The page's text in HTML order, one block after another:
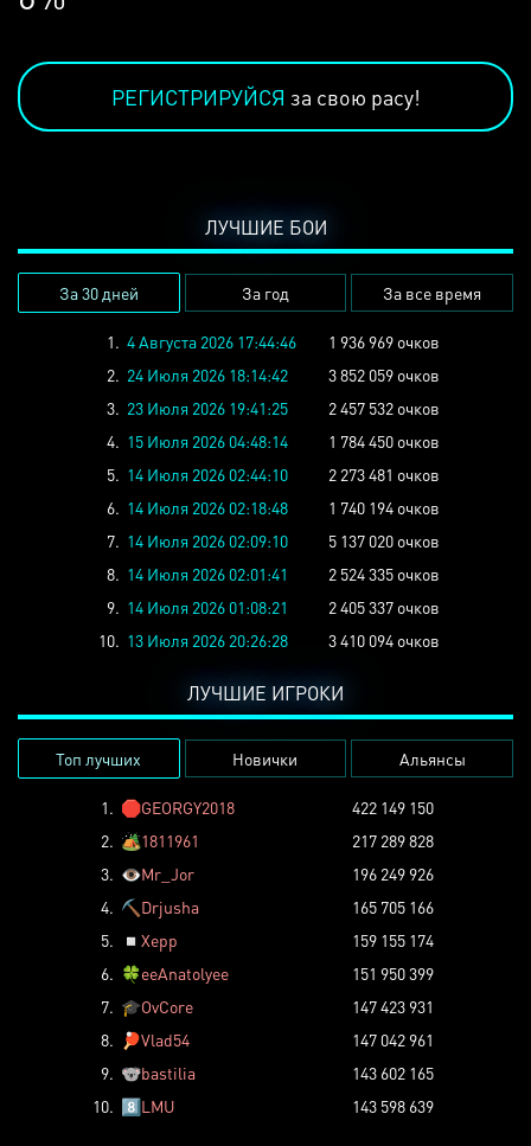
РЕГИСТРИРУЙСЯ за свою расу!
ЛУЧШИЕ БОИ
За 30 дней За год За все время
1. 4 Августа 2026 17:44:46
1 936 969 очков
2. 24 Июля 2026 18:14:42
3 852 059 очков
3. 23 Июля 2026 19:41:25
2 457 532 очков
4. 15 Июля 2026 04:48:14
1 784 450 очков
5. 14 Июля 2026 02:44:10
2 273 481 очков
6. 14 Июля 2026 02:18:48
1 740 194 очков
7. 14 Июля 2026 02:09:10
5 137 020 очков
8. 14 Июля 2026 02:01:41
2 524 335 очков
9. 14 Июля 2026 01:08:21
2 405 337 очков
10. 13 Июля 2026 20:26:28 3 410 094 очков
ЛУЧШИЕ ИГРОКИ
Топ лучших Новички Альянсы
1. 🛑GEORGY2018
422 149 150
2. 🏕️1811961
217 289 828
3. 👁️Mr_Jor
196 249 926
4. ⛏️ Drjusha
165 705 166
5.
◽ Xepp
159 155 174
6. 🍀eeAnatolyee
151 950 399
7. 🎓OvCore
147 423 931
8.
🏓Vlad54
147 042 961
9. 🐨bastilia
143 602 165
10. 8️⃣LMU 143 598 639